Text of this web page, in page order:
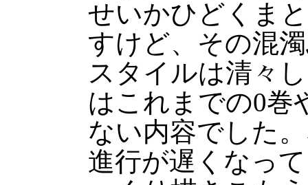
せいかひどくま
すけど、その混
スタイルは清々
はこれまでの0巻
ない内容でした
進行が遅くなっ